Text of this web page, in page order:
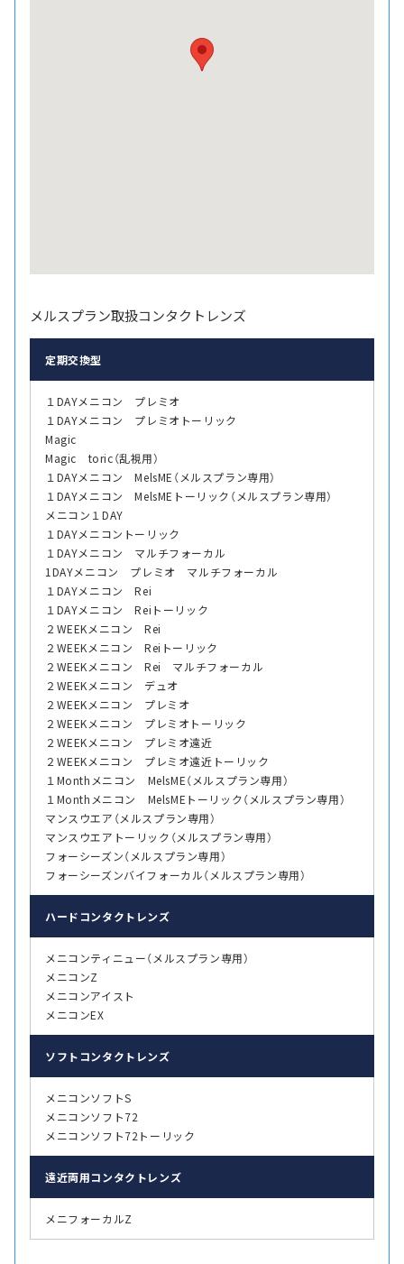
メルスプラン取扱コンタクトレンズ
定期交換型
１DAYメニコン プレミオ
１DAYメニコン プレミオトーリック
Magic
Magic toric（乱視用）
１DAYメニコン MelsME（メルスプラン専用）
１DAYメニコン MelsMEトーリック（メルスプラン専用）
メニコン１DAY
１DAYメニコントーリック
１DAYメニコン マルチフォーカル
1DAYメニコン プレミオ マルチフォーカル
１DAYメニコン Rei
１DAYメニコン Reiトーリック
２WEEKメニコン Rei
２WEEKメニコン Reiトーリック
２WEEKメニコン Rei マルチフォーカル
２WEEKメニコン デュオ
２WEEKメニコン プレミオ
２WEEKメニコン プレミオトーリック
２WEEKメニコン プレミオ遠近
２WEEKメニコン プレミオ遠近トーリック
１Monthメニコン MelsME（メルスプラン専用）
１Monthメニコン MelsMEトーリック（メルスプラン専用）
マンスウエア（メルスプラン専用）
マンスウエアトーリック（メルスプラン専用）
フォーシーズン（メルスプラン専用）
フォーシーズンバイフォーカル（メルスプラン専用）
ハード コンタクトレンズ
メニコンティニュー（メルスプラン専用）
メニコンZ
メニコンアイスト
メニコンEX
ソフト コンタクトレンズ
メニコンソフトS
メニコンソフト72
メニコンソフト72トーリック
遠近両用コンタクトレンズ
メニフォーカルZ